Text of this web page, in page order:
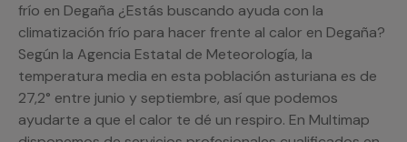
frío en Degaña ¿Estás buscando ayuda con la
climatización frío para hacer frente al calor en Degaña?
Según la Agencia Estatal de Meteorología, la
temperatura media en esta población asturiana es de
27,2° entre junio y septiembre, así que podemos
ayudarte a que el calor te dé un respiro. En Multimap